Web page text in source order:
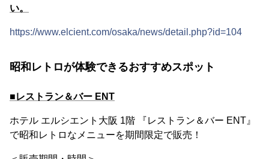
い。
https://www.elcient.com/osaka/news/detail.php?id=104
昭和レトロが体験できるおすすめスポット
■レストラン＆バー ENT
ホテル エルシエント大阪 1階 『レストラン＆バー ENT』
で昭和レトロなメニューを期間限定で販売！